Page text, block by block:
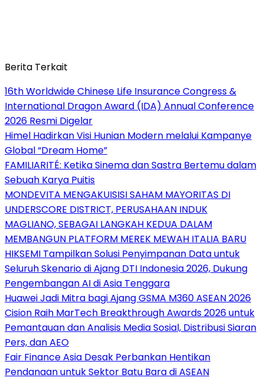
Berita Terkait
16th Worldwide Chinese Life Insurance Congress &
International Dragon Award (IDA) Annual Conference
2026 Resmi Digelar
Himel Hadirkan Visi Hunian Modern melalui Kampanye
Global “Dream Home”
FAMILIARITÉ: Ketika Sinema dan Sastra Bertemu dalam
Sebuah Karya Puitis
MONDEVITA MENGAKUISISI SAHAM MAYORITAS DI
UNDERSCORE DISTRICT, PERUSAHAAN INDUK
MAGLIANO, SEBAGAI LANGKAH KEDUA DALAM
MEMBANGUN PLATFORM MEREK MEWAH ITALIA BARU
HIKSEMI Tampilkan Solusi Penyimpanan Data untuk
Seluruh Skenario di Ajang DTI Indonesia 2026, Dukung
Pengembangan AI di Asia Tenggara
Huawei Jadi Mitra bagi Ajang GSMA M360 ASEAN 2026
Cision Raih MarTech Breakthrough Awards 2026 untuk
Pemantauan dan Analisis Media Sosial, Distribusi Siaran
Pers, dan AEO
Fair Finance Asia Desak Perbankan Hentikan
Pendanaan untuk Sektor Batu Bara di ASEAN